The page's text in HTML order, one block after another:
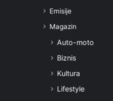
Emisije
Magazin
Auto-moto
Biznis
Kultura
Lifestyle